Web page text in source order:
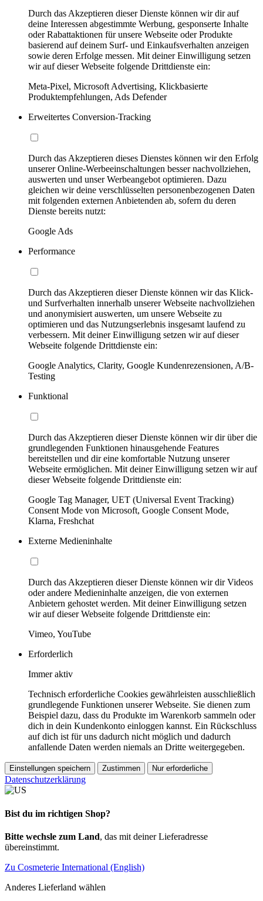
Durch das Akzeptieren dieser Dienste können wir dir auf
deine Interessen abgestimmte Werbung, gesponserte Inhalte
oder Rabattaktionen für unsere Webseite oder Produkte
basierend auf deinem Surf- und Einkaufsverhalten anzeigen
sowie deren Erfolge messen. Mit deiner Einwilligung setzen
wir auf dieser Webseite folgende Drittdienste ein:
Meta-Pixel, Microsoft Advertising, Klickbasierte
Produktempfehlungen, Ads Defender
Erweitertes Conversion-Tracking
Durch das Akzeptieren dieses Dienstes können wir den Erfolg
unserer Online-Werbeeinschaltungen besser nachvollziehen,
auswerten und unser Werbeangebot optimieren. Dazu
gleichen wir deine verschlüsselten personenbezogenen Daten
mit folgenden externen Anbietenden ab, sofern du deren
Dienste bereits nutzt:
Google Ads
Performance
Durch das Akzeptieren dieser Dienste können wir das Klick-
und Surfverhalten innerhalb unserer Webseite nachvollziehen
und anonymisiert auswerten, um unsere Webseite zu
optimieren und das Nutzungserlebnis insgesamt laufend zu
verbessern. Mit deiner Einwilligung setzen wir auf dieser
Webseite folgende Drittdienste ein:
Google Analytics, Clarity, Google Kundenrezensionen, A/B-
Testing
Funktional
Durch das Akzeptieren dieser Dienste können wir dir über die
grundlegenden Funktionen hinausgehende Features
bereitstellen und dir eine komfortable Nutzung unserer
Webseite ermöglichen. Mit deiner Einwilligung setzen wir auf
dieser Webseite folgende Drittdienste ein:
Google Tag Manager, UET (Universal Event Tracking)
Consent Mode von Microsoft, Google Consent Mode,
Klarna, Freshchat
Externe Medieninhalte
Durch das Akzeptieren dieser Dienste können wir dir Videos
oder andere Medieninhalte anzeigen, die von externen
Anbietern gehostet werden. Mit deiner Einwilligung setzen
wir auf dieser Webseite folgende Drittdienste ein:
Vimeo, YouTube
Erforderlich
Immer aktiv
Technisch erforderliche Cookies gewährleisten ausschließlich
grundlegende Funktionen unserer Webseite. Sie dienen zum
Beispiel dazu, dass du Produkte im Warenkorb sammeln oder
dich in dein Kundenkonto einloggen kannst. Ein Rückschluss
auf dich ist für uns dadurch nicht möglich und dadurch
anfallende Daten werden niemals an Dritte weitergegeben.
Einstellungen speichern Zustimmen Nur erforderliche
Datenschutzerklärung
Bist du im richtigen Shop?
Bitte wechsle zum Land, das mit deiner Lieferadresse
übereinstimmt.
Zu Cosmeterie International (English)
Anderes Lieferland wählen